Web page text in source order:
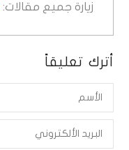
زيارة جميع مقالات:
أترك تعليقاً